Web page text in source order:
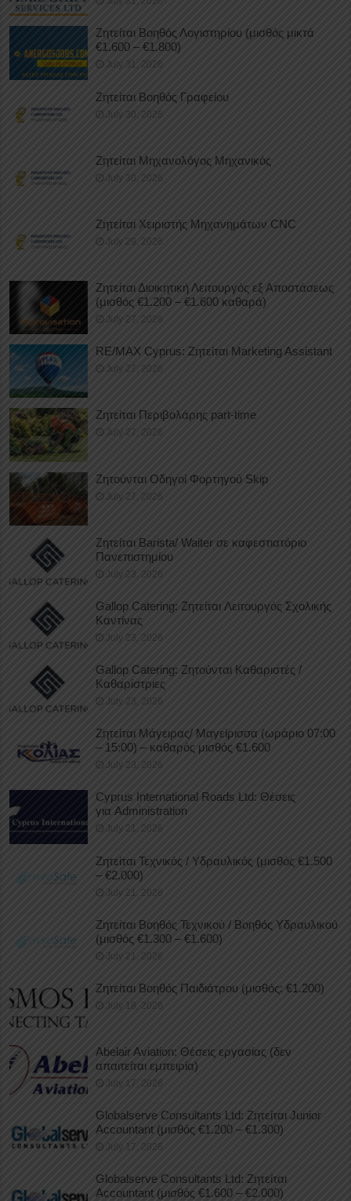
Ζητείται Βοηθός Λογιστηρίου (μισθός μικτά
€1.600 – €1.800)
July 31, 2026
Ζητείται Βοηθός Γραφείου
July 30, 2026
Ζητείται Μηχανολόγος Μηχανικός
July 30, 2026
Ζητείται Χειριστής Μηχανημάτων CNC
July 29, 2026
Ζητείται Διοικητική Λειτουργός εξ Αποστάσεως
(μισθός €1.200 – €1.600 καθαρά)
July 27, 2026
RE/MAX Cyprus: Ζητείται Marketing Assistant
July 27, 2026
Ζητείται Περιβολάρης part-time
July 27, 2026
Ζητούνται Οδηγοί Φορτηγού Skip
July 27, 2026
Ζητείται Barista/ Waiter σε καφεστιατόριο
Πανεπιστημίου
July 23, 2026
Gallop Catering: Ζητείται Λειτουργός Σχολικής
Καντίνας
July 23, 2026
Gallop Catering: Ζητούνται Καθαριστές /
Καθαρίστριες
July 23, 2026
Ζητείται Μάγειρας/ Μαγείρισσα (ωράριο 07:00
– 15:00) – καθαρός μισθός €1.600
July 23, 2026
Cyprus International Roads Ltd: Θέσεις
για Administration
July 21, 2026
Ζητείται Τεχνικός / Υδραυλικός (μισθός €1.500
– €2.000)
July 21, 2026
Ζητείται Βοηθός Τεχνικού / Βοηθός Υδραυλικού
(μισθός €1.300 – €1.600)
July 21, 2026
Ζητείται Βοηθός Παιδιάτρου (μισθός: €1.200)
July 18, 2026
Abelair Aviation: Θέσεις εργασίας (δεν
απαιτείται εμπειρία)
July 17, 2026
Globalserve Consultants Ltd: Ζητείται Junior
Accountant (μισθός €1.200 – €1.300)
July 17, 2026
Globalserve Consultants Ltd: Ζητείται
Accountant (μισθός €1.600 – €2.000)